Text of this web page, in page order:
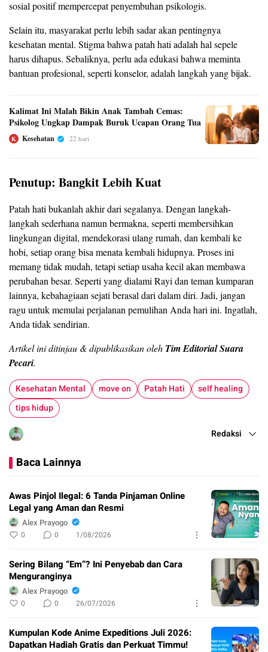
sosial positif mempercepat penyembuhan psikologis.
Selain itu, masyarakat perlu lebih sadar akan pentingnya
kesehatan mental. Stigma bahwa patah hati adalah hal sepele
harus dihapus. Sebaliknya, perlu ada edukasi bahwa meminta
bantuan profesional, seperti konselor, adalah langkah yang bijak.
Kalimat Ini Malah Bikin Anak Tambah Cemas:
Psikolog Ungkap Dampak Buruk Ucapan Orang Tua
K Kesehatan 22 hari
Penutup: Bangkit Lebih Kuat
Patah hati bukanlah akhir dari segalanya. Dengan langkah-
langkah sederhana namun bermakna, seperti membersihkan
lingkungan digital, mendekorasi ulang rumah, dan kembali ke
hobi, setiap orang bisa menata kembali hidupnya. Proses ini
memang tidak mudah, tetapi setiap usaha kecil akan membawa
perubahan besar. Seperti yang dialami Rayi dan teman kumparan
lainnya, kebahagiaan sejati berasal dari dalam diri. Jadi, jangan
ragu untuk memulai perjalanan pemulihan Anda hari ini. Ingatlah,
Anda tidak sendirian.
Artikel ini ditinjau & dipublikasikan oleh Tim Editorial Suara
Pecari.
Kesehatan Mental move on Patah Hati
self healing
tips hidup
Redaksi
Baca Lainnya
Awas Pinjol Ilegal: 6 Tanda Pinjaman Online
Legal yang Aman dan Resmi
Alex Prayogo
0 0 1/08/2026
Sering Bilang “Em”? Ini Penyebab dan Cara
Menguranginya
Alex Prayogo
0 0 26/07/2026
Kumpulan Kode Anime Expeditions Juli 2026:
Dapatkan Hadiah Gratis dan Perkuat Timmu!